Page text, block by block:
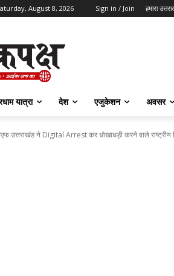
August 8, 2026 Sign in / Join हमारा
यात्रा देश एजुकेशन अवसर
उत्तराखंड ने Digital Arrest कर धोखाधड़ी करने वाले राष्ट्रीय